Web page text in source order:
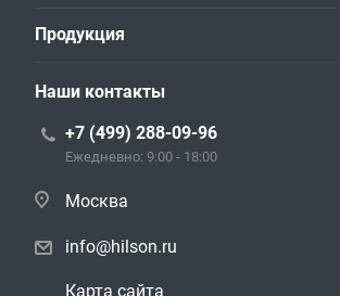
Продукция
Наши контакты
+7 (499) 288-09-96
Ежедневно: 9:00 - 18:00
Москва
info@hilson.ru
Карта сайта